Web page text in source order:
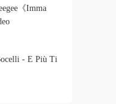
《Imma
- E Più Ti